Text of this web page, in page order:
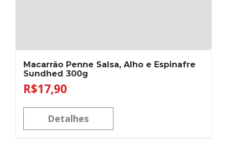
Macarrão Penne Salsa, Alho e Espinafre
Sundhed 300g
R$17,90
Detalhes